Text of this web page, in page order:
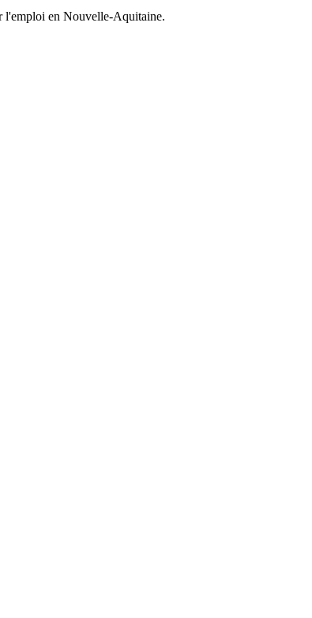
l'emploi en Nouvelle-Aquitaine.